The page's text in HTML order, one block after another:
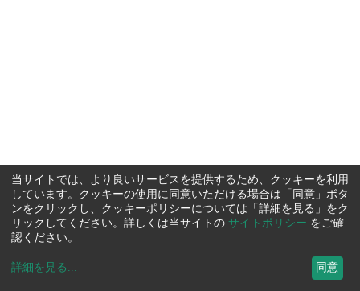
当サイトでは、より良いサービスを提供するため、クッキーを利用
しています。クッキーの使用に同意いただける場合は「同意」ボタ
ンをクリックし、クッキーポリシーについては「詳細を見る」をク
リックしてください。詳しくは当サイトの サイトポリシー をご確
認ください。
詳細を見る ... 同意